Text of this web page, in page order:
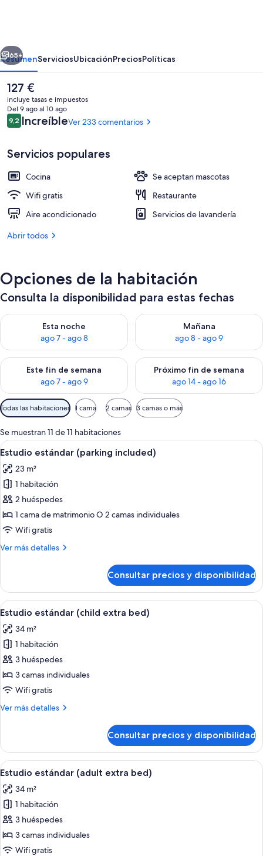
Jardines del alojamiento
Siguiente
65+
ResumenServiciosUbicaciónPreciosPolíticas
El
precio
actual
es
de
127 €
incluye tasas e impuestos
Del 9 ago al 10 ago
Comentarios
9,29,2 de 10
IncreíbleVer 233 comentarios
Servicios populares
Cocina
Se aceptan mascotas
Wifi gratis
Restaurante
Aire acondicionado
Servicios de lavandería
Abrir todos
Opciones de la habitación
Consulta la disponibilidad para estas fechas
Esta noche
ago 7 - ago 8
Consulta la disponibilidad para esta noche, ago 7 - ago 8
Mañana
ago 8 - ago 9
Consulta la disponibilidad
Este fin de semana
ago 7 - ago 9
Consulta la disponibilidad para este fin de semana, ago 7 -
Próximo fin de semana
ago 14 - ago 16
Consulta la disponibilidad
Filtros
disponibles
para
las
habitaciones
Todas las habitaciones 1 cama 2 camas 3 camas o más
Se muestran 11 de 11 habitaciones
Abrir
todas
las
fotos
de
Estudio
estándar
included)
Habitación de hotel con dos camas,
4
Estudio estándar (parking included)
23 m²
1 habitación
2 huéspedes
1 cama de matrimonio O 2 camas individuales
Wifi gratis
Ver más detalles
Más
estándar
(parking
included)
Consultar precios y disponibilidad
Abrir
todas
las
fotos
de
Estudio
estándar
extra
Habitación de hotel con dos camas,
9
Estudio estándar (child extra bed)
34 m²
1 habitación
3 huéspedes
3 camas individuales
Wifi gratis
Ver más detalles
Más
estándar
(child
extra
Consultar precios y disponibilidad
Abrir
todas
las
fotos
de
Estudio
estándar
Habitación de hotel con dos camas,
9
Estudio estándar (adult extra bed)
34 m²
1 habitación
3 huéspedes
3 camas individuales
Wifi gratis